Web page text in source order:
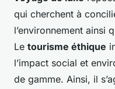
qui cherchent à
l’environnement ainsi
Le tourisme éthique
l’impact social et
de gamme. Ainsi, il